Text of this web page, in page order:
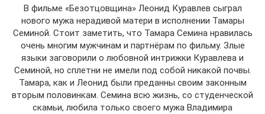
В фильме «Безотцовщина» Леонид Куравлев сыграл
нового мужа нерадивой матери в исполнении Тамары
Семиной. Стоит заметить, что Тамара Семина нравилась
очень многим мужчинам и партнёрам по фильму. Злые
языки заговорили о любовной интрижки Куравлева и
Семиной, но сплетни не имели под собой никакой почвы.
Тамара, как и Леонид были преданны своим законным
вторым половинкам. Семина всю жизнь, со студенческой
скамьи, любила только своего мужа Владимира